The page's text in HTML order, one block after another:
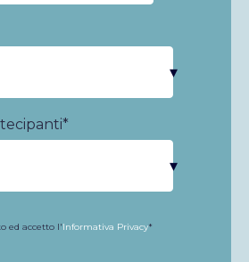
*
ed accetto l'Informativa Privacy*